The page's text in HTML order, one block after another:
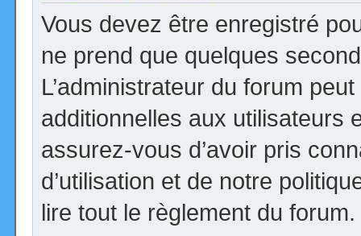
Vous devez être enregistré
ne prend que quelques
L’administrateur du forum
additionnelles aux utilisateurs
assurez-vous d’avoir pris
d’utilisation et de notre
lire tout le règlement du forum.